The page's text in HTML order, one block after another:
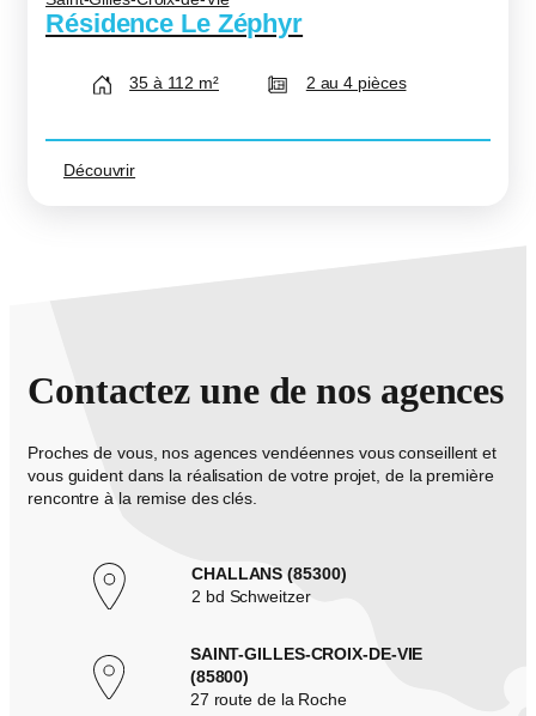
Résidence Le Zéphyr
35 à 112 m² 2 au 4 pièces
Découvrir
Contactez une de nos agences
Proches de vous, nos agences vendéennes vous conseillent et
vous guident dans la réalisation de votre projet, de la première
rencontre à la remise des clés.
CHALLANS (85300)
2 bd Schweitzer
SAINT-GILLES-CROIX-DE-VIE
(85800)
27 route de la Roche